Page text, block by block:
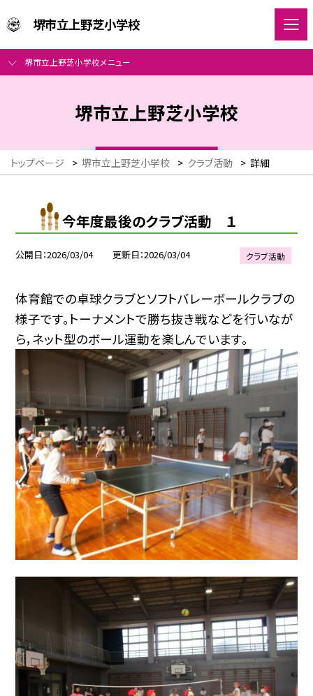
堺市立上野芝小学校
堺市立上野芝小学校メニュー
堺市立上野芝小学校
トップページ > 堺市立上野芝小学校 > クラブ活動 > 詳細
今年度最後のクラブ活動 １
公開日 2026/03/04 更新日 2026/03/04 クラブ活動
体育館での卓球クラブとソフトバレーボールクラブの
様子です。トーナメントで勝ち抜き戦などを行いなが
ら，ネット型のボール運動を楽しんでいます。